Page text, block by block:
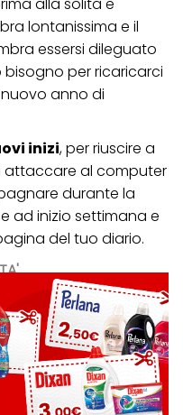
alla solita e
lontanissima e il
essersi dileguato
per ricaricarci
anno di
inizi, per riuscire a
attaccare al computer
durante la
ad inizio settimana e
del tuo diario.